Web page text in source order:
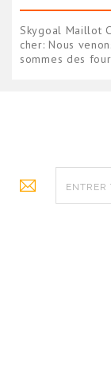
Skygoal Maillot
cher: Nous
sommes des